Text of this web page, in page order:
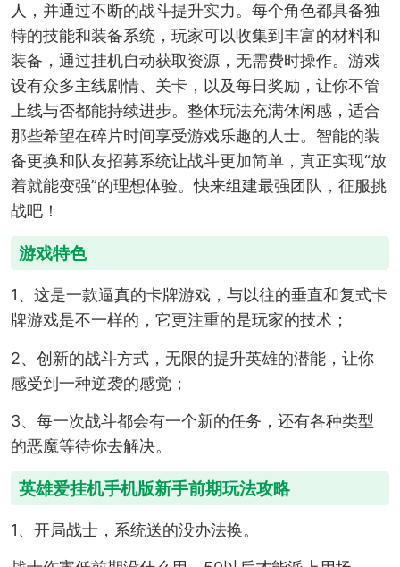
人，并通过不断的战斗提升实力。每个角色都具备独
特的技能和装备系统，玩家可以收集到丰富的材料和
装备，通过挂机自动获取资源，无需费时操作。游戏
设有众多主线剧情、关卡，以及每日奖励，让你不管
上线与否都能持续进步。整体玩法充满休闲感，适合
那些希望在碎片时间享受游戏乐趣的人士。智能的装
备更换和队友招募系统让战斗更加简单，真正实现“放
着就能变强”的理想体验。快来组建最强团队，征服挑
战吧！
游戏特色
1、这是一款逼真的卡牌游戏，与以往的垂直和复式卡
牌游戏是不一样的，它更注重的是玩家的技术；
2、创新的战斗方式，无限的提升英雄的潜能，让你
感受到一种逆袭的感觉；
3、每一次战斗都会有一个新的任务，还有各种类型
的恶魔等待你去解决。
英雄爱挂机手机版新手前期玩法攻略
1、开局战士，系统送的没办法换。